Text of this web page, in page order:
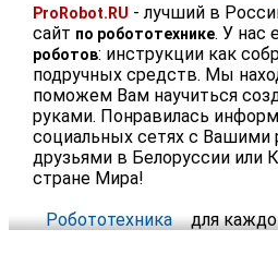
ProRobot.RU - лучший в
сайт по робототехнике. У нас
роботов: инструкции как
подручных средств. Мы
поможем Вам научиться
руками. Понравилась
социальных сетях с Вашими
друзьями в Белоруссии или
стране Мира!
Робототехника
для